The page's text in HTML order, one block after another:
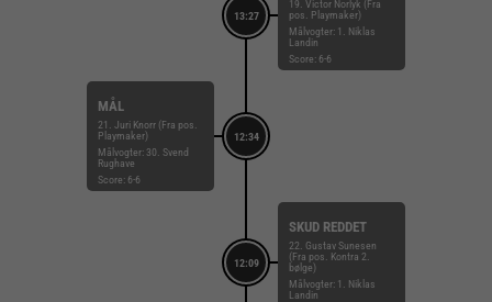
13:27
19. Victor Norlyk (Fra
pos. Playmaker)
Målvogter: 1. Niklas
Landin
Score: 6-6
12:34
MÅL
21. Juri Knorr (Fra pos.
Playmaker)
Målvogter: 30. Svend
Rughave
Score: 6-6
12:09
SKUD REDDET
22. Gustav Sunesen
(Fra pos. Kontra 2.
bølge)
Målvogter: 1. Niklas
Landin